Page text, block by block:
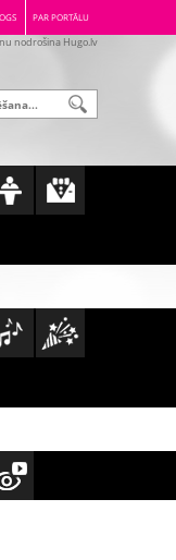
PAR PORTĀLU
nodrošina Hugo.lv